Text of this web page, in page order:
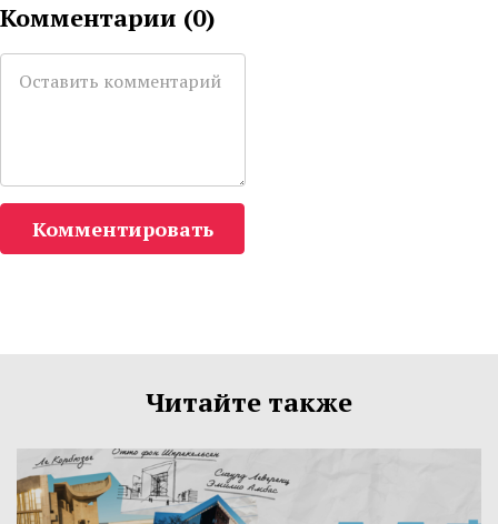
Комментарии (0)
Комментировать
Читайте также